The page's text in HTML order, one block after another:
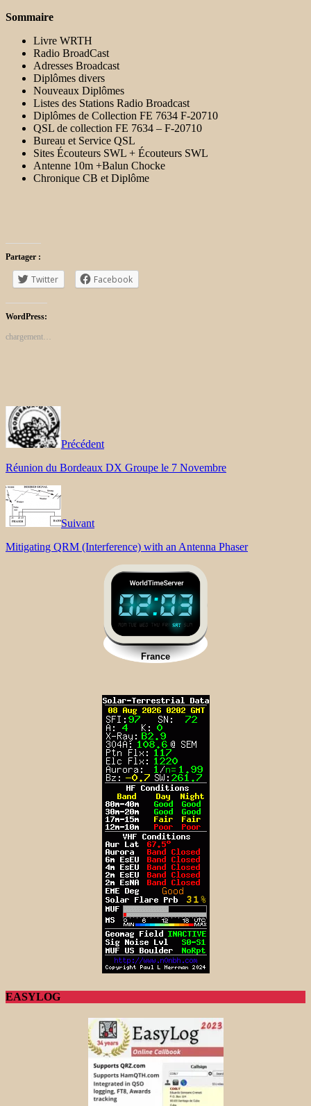
Sommaire
Livre WRTH
Radio BroadCast
Adresses Broadcast
Diplômes divers
Nouveaux Diplômes
Listes des Stations Radio Broadcast
Diplômes de Collection FE 7634 F-20710
QSL de collection FE 7634 – F-20710
Bureau et Service QSL
Sites Écouteurs SWL + Écouteurs SWL
Antenne 10m +Balun Chocke
Chronique CB et Diplôme
Partager :
Twitter Facebook
WordPress:
chargement…
Précédent
Réunion du Bordeaux DX Groupe le 7 Novembre
Suivant
Mitigating QRM (Interference) with an Antenna Phaser
EASYLOG